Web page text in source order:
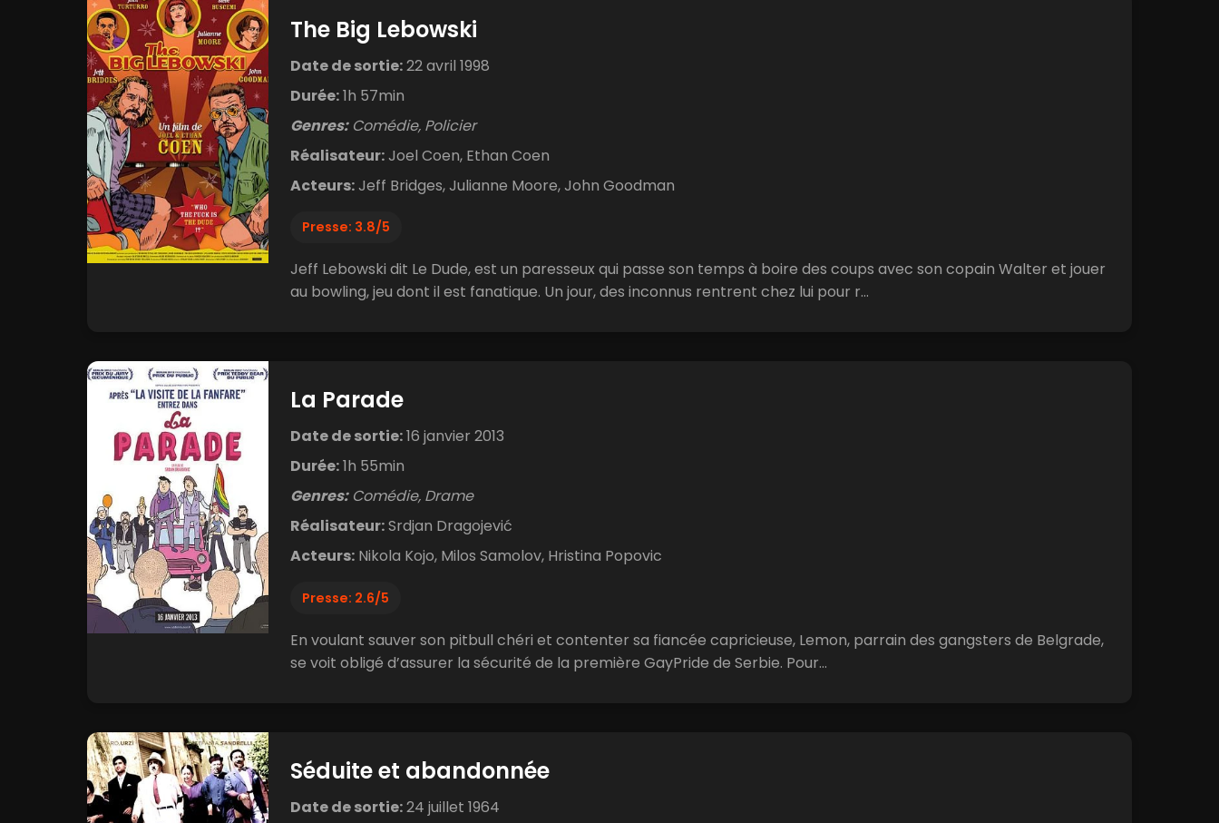
The Big Lebowski
Date de sortie:22 avril 1998
Durée:1h 57min
Genres:Comédie, Policier
Réalisateur:Joel Coen, Ethan Coen
Acteurs:Jeff Bridges, Julianne Moore, John Goodman
Presse: 3.8/5
Jeff Lebowski dit Le Dude, est un paresseux qui passe son temps à boire des coups avec son copain Walter et jouer
au bowling, jeu dont il est fanatique. Un jour, des inconnus rentrent chez lui pour r...
La Parade
Date de sortie:16 janvier 2013
Durée:1h 55min
Genres:Comédie, Drame
Réalisateur:Srdjan Dragojević
Acteurs: Nikola Kojo, Milos Samolov, Hristina Popovic
Presse: 2.6/5
En voulant sauver son pitbull chéri et contenter sa fiancée capricieuse, Lemon, parrain des gangsters de Belgrade,
se voit obligé d’assurer la sécurité de la première GayPride de Serbie. Pour...
Séduite et abandonnée
Date de sortie:24 juillet 1964